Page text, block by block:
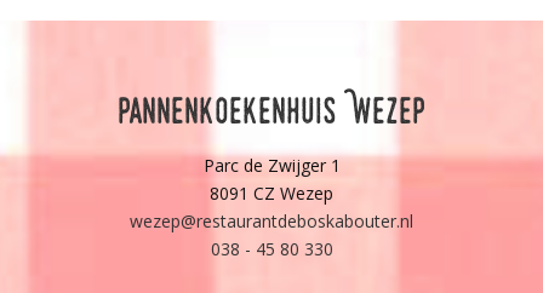
Pannenkoekenhuis Wezep
Parc de Zwijger 1
8091 CZ Wezep
wezep@restaurantdeboskabouter.nl
038 - 45 80 330